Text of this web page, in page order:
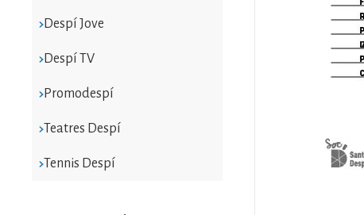
Despí Jove
Despí TV
Promodespí
Teatres Despí
Tennis Despí